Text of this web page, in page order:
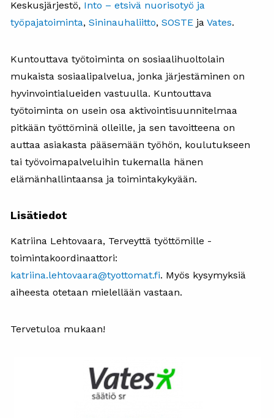
Keskusjärjestö, Into – etsivä nuorisotyö ja
työpajatoiminta, Sininauhaliitto, SOSTE ja Vates.
Kuntouttava työtoiminta on sosiaalihuoltolain
mukaista sosiaalipalvelua, jonka järjestäminen on
hyvinvointialueiden vastuulla. Kuntouttava
työtoiminta on usein osa aktivointisuunnitelmaa
pitkään työttöminä olleille, ja sen tavoitteena on
auttaa asiakasta pääsemään työhön, koulutukseen
tai työvoimapalveluihin tukemalla hänen
elämänhallintaansa ja toimintakykyään.
Lisätiedot
Katriina Lehtovaara, Terveyttä työttömille -
toimintakoordinaattori:
katriina.lehtovaara@tyottomat.fi. Myös kysymyksiä
aiheesta otetaan mielellään vastaan.
Tervetuloa mukaan!